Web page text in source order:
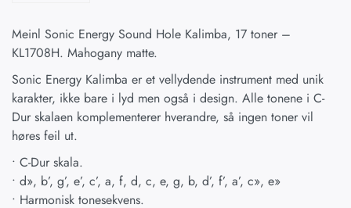
Meinl Sonic Energy Sound Hole Kalimba, 17 toner –
KL1708H. Mahogany matte.
Sonic Energy Kalimba er et vellydende instrument med unik
karakter, ikke bare i lyd men også i design. Alle tonene i C-
Dur skalaen komplementerer hverandre, så ingen toner vil
høres feil ut.
• C-Dur skala.
• d», b’, g’, e’, c’, a, f, d, c, e, g, b, d’, f’, a’, c», e»
• Harmonisk tonesekvens.